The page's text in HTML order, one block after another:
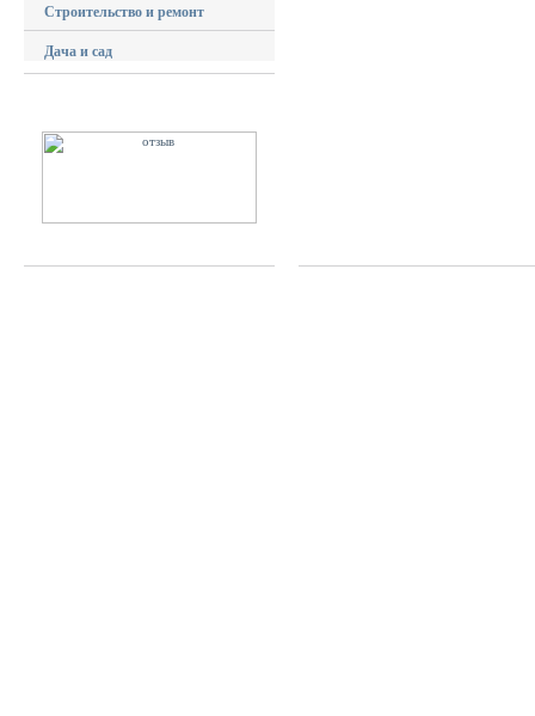
Строительство и ремонт
Дача и сад